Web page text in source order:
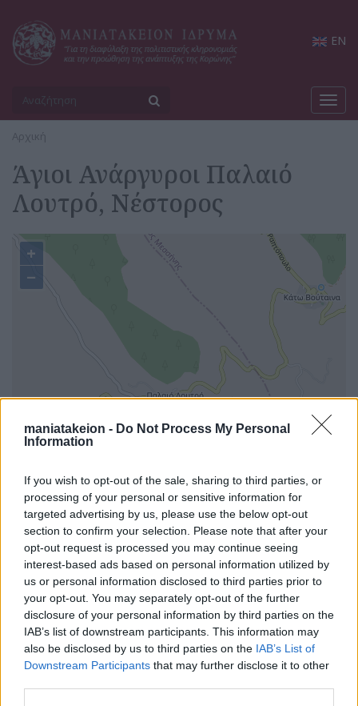
maniatakeion - Do Not Process My Personal
Information
If you wish to opt-out of the sale, sharing to third parties, or
processing of your personal or sensitive information for
targeted advertising by us, please use the below opt-out
section to confirm your selection. Please note that after your
opt-out request is processed you may continue seeing
interest-based ads based on personal information utilized by
us or personal information disclosed to third parties prior to
your opt-out. You may separately opt-out of the further
disclosure of your personal information by third parties on the
IAB’s list of downstream participants. This information may
also be disclosed by us to third parties on the IAB’s List of
Downstream Participants that may further disclose it to other
EN
Αρχική
Άγιοι Ανάργυροι Παλαιό
Λουτρό, Νέστορος
+
−